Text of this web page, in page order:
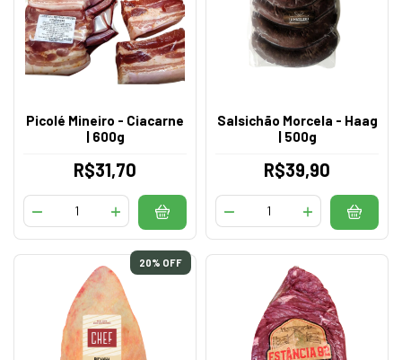
Picolé Mineiro - Ciacarne
| 600g
R$31,70
Salsichão Morcela - Haag
| 500g
R$39,90
20% OFF